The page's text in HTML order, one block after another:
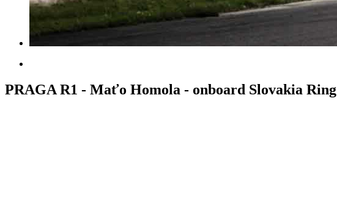
PRAGA R1 - Maťo Homola - onboard Slovakia Ring